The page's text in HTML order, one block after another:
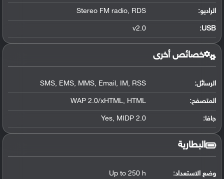
الراديو: Stereo FM radio, RDS
USB
:
v2.0
خصائص أخرى
الرسائل: SMS, EMS, MMS, Email, IM, RSS
المتصفح: WAP 2.0/xHTML, HTML
جافا: Yes, MIDP 2.0
البطارية
وضع الاستعداد: Up to 250 h